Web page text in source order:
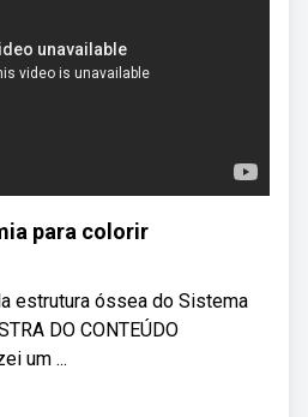
para colorir
estrutura óssea do Sistema
DO CONTEÚDO
um ...